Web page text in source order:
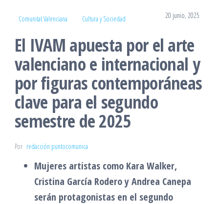
Comunitat Valenciana Cultura y Sociedad 20 junio, 2025
El IVAM apuesta por el arte
valenciano e internacional y
por figuras contemporáneas
clave para el segundo
semestre de 2025
Por redacción puntocomunica
Mujeres artistas como Kara Walker,
Cristina García Rodero y Andrea Canepa
serán protagonistas en el segundo